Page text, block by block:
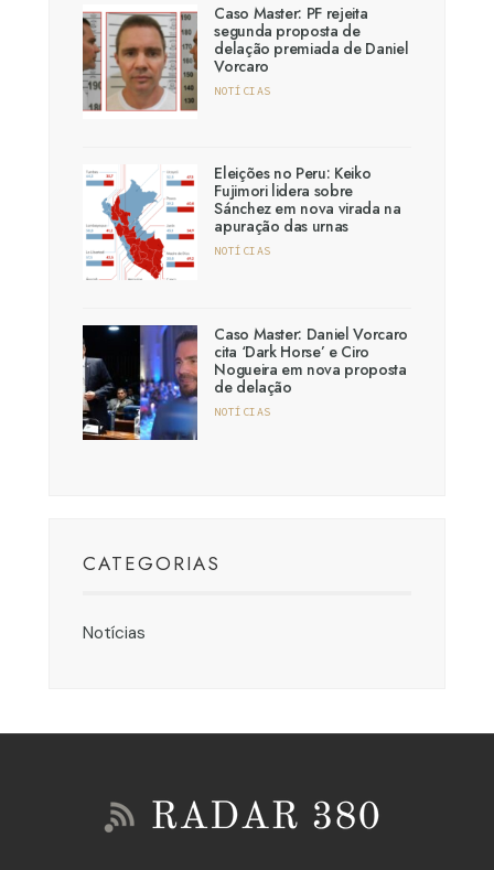
Caso Master: PF rejeita
segunda proposta de
delação premiada de Daniel
Vorcaro
NOTÍCIAS
Eleições no Peru: Keiko
Fujimori lidera sobre
Sánchez em nova virada na
apuração das urnas
NOTÍCIAS
Caso Master: Daniel Vorcaro
cita ‘Dark Horse’ e Ciro
Nogueira em nova proposta
de delação
NOTÍCIAS
CATEGORIAS
Notícias